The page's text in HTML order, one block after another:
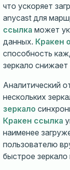
что ускоряет
anycast для
ссылка может
данных. Кракен
способность
зеркало
Аналитический
нескольких
зеркало
Кракен ссылка
наименее
пользователю
быстрое зеркало